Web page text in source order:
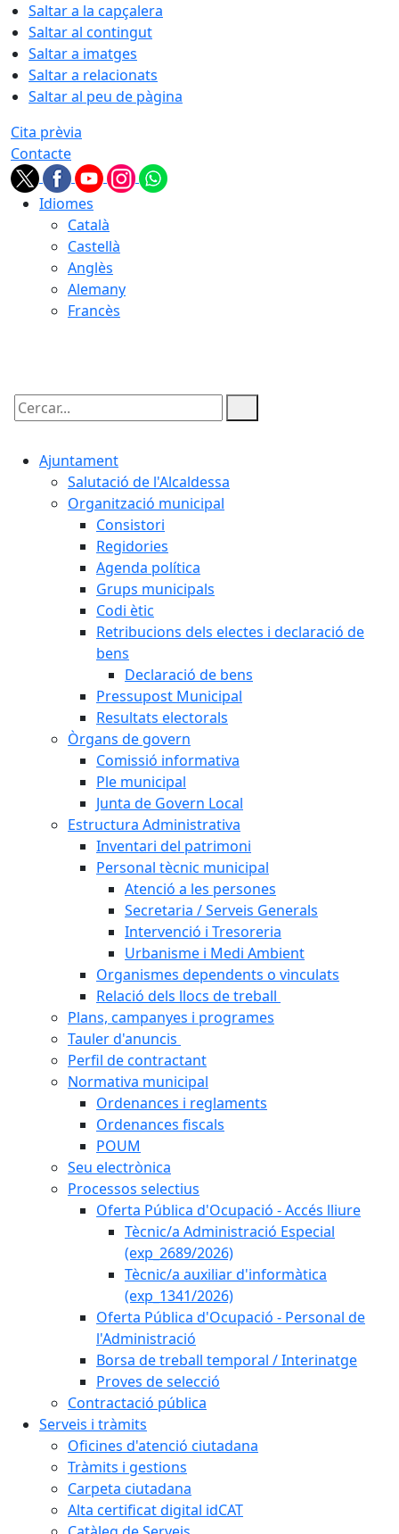
Saltar a la capçalera
Saltar al contingut
Saltar a imatges
Saltar a relacionats
Saltar al peu de pàgina
Cita prèvia
Contacte
Idiomes
Català
Castellà
Anglès
Alemany
Francès
Cercar:
Ajuntament
Salutació de l'Alcaldessa
Organització municipal
Consistori
Regidories
Agenda política
Grups municipals
Codi ètic
Retribucions dels electes i declaració de
bens
Declaració de bens
Pressupost Municipal
Resultats electorals
Òrgans de govern
Comissió informativa
Ple municipal
Junta de Govern Local
Estructura Administrativa
Inventari del patrimoni
Personal tècnic municipal
Atenció a les persones
Secretaria / Serveis Generals
Intervenció i Tresoreria
Urbanisme i Medi Ambient
Organismes dependents o vinculats
Relació dels llocs de treball
Plans, campanyes i programes
Tauler d'anuncis
Perfil de contractant
Normativa municipal
Ordenances i reglaments
Ordenances fiscals
POUM
Seu electrònica
Processos selectius
Oferta Pública d'Ocupació - Accés lliure
Tècnic/a Administració Especial
(exp_2689/2026)
Tècnic/a auxiliar d'informàtica
(exp_1341/2026)
Oferta Pública d'Ocupació - Personal de
l'Administració
Borsa de treball temporal / Interinatge
Proves de selecció
Contractació pública
Serveis i tràmits
Oficines d'atenció ciutadana
Tràmits i gestions
Carpeta ciutadana
Alta certificat digital idCAT